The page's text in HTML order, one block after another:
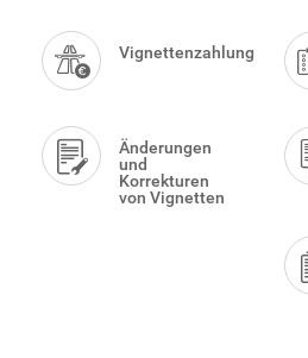
Menu
Vignettenzahlung
Änderungen
und
Korrekturen
von Vignetten